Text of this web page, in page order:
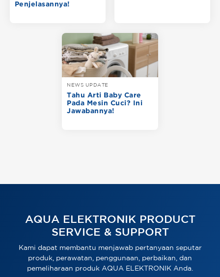
Penjelasannya!
NEWS UPDATE
Tahu Arti Baby Care
Pada Mesin Cuci? Ini
Jawabannya!
AQUA ELEKTRONIK PRODUCT
SERVICE & SUPPORT
Kami dapat membantu menjawab pertanyaan seputar
produk, perawatan, penggunaan, perbaikan, dan
pemeliharaan produk AQUA ELEKTRONIK Anda.